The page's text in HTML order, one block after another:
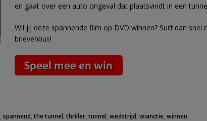
en gaat over een auto ongeval dat plaatsvindt in een
Wil jij deze spannende film op DVD winnen? Surf dan
brievenbus!
,spannend,the tunnel,thriller,tunnel,wedstrijd,wianctie,winnen